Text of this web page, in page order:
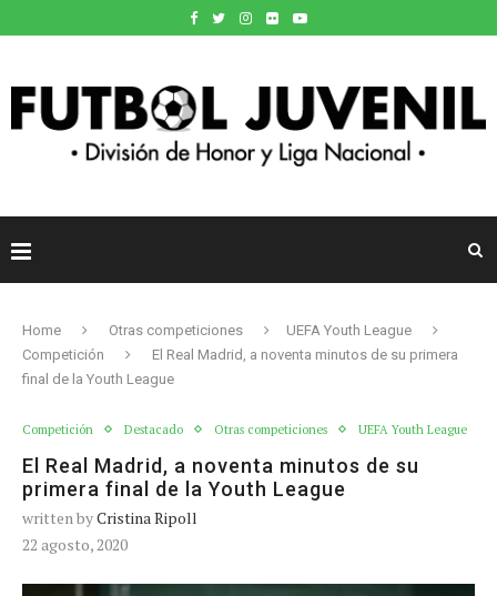
Home Otras competiciones
UEFA Youth League
Competición
El Real Madrid, a noventa minutos de su primera
final de la Youth League
Competición Destacado Otras competiciones UEFA Youth League
El Real Madrid, a noventa minutos de su
primera final de la Youth League
written byCristina Ripoll
22 agosto, 2020